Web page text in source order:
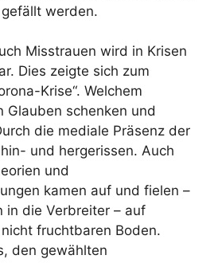
werden.
Misstrauen wird in Krisen
Dies zeigte sich zum
Krise“. Welchem
Glauben schenken und
die mediale Präsenz der
und hergerissen. Auch
und
kamen auf und fielen –
in die Verbreiter – auf
fruchtbaren Boden.
den gewählten